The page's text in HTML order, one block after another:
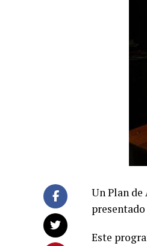
Un Plan de
Este